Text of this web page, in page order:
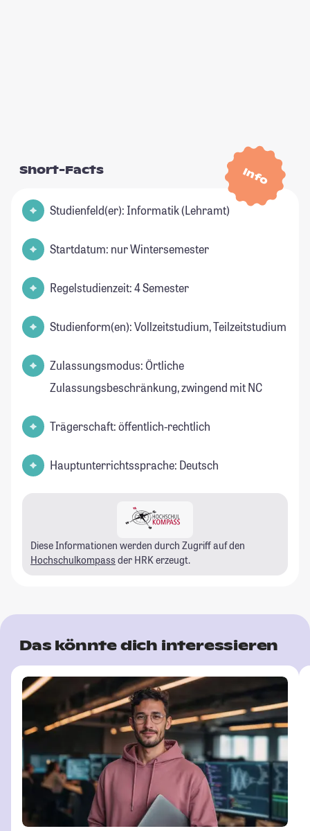
Info
Short-Facts
Studienfeld(er): Informatik (Lehramt)
Startdatum: nur Wintersemester
Regelstudienzeit: 4 Semester
Studienform(en): Vollzeitstudium, Teilzeitstudium
Zulassungsmodus: Örtliche
Zulassungsbeschränkung, zwingend mit NC
Trägerschaft: öffentlich-rechtlich
Hauptunterrichtssprache: Deutsch
Diese Informationen werden durch Zugriff auf den
Hochschulkompass der HRK erzeugt.
Das könnte dich interessieren